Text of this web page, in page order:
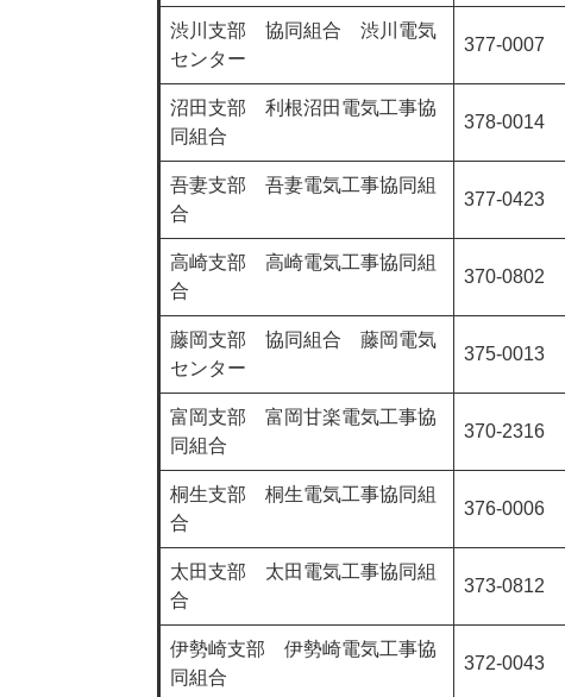
渋川支部 協同組合 渋川電気
センター
377-0007
沼田支部 利根沼田電気工事協
同組合
378-0014
吾妻支部 吾妻電気工事協同組
合
377-0423
高崎支部 高崎電気工事協同組
合
370-0802
藤岡支部 協同組合 藤岡電気
センター
375-0013
富岡支部 富岡甘楽電気工事協
同組合
370-2316
桐生支部 桐生電気工事協同組
合
376-0006
太田支部 太田電気工事協同組
合
373-0812
伊勢崎支部 伊勢崎電気工事協
同組合
372-0043